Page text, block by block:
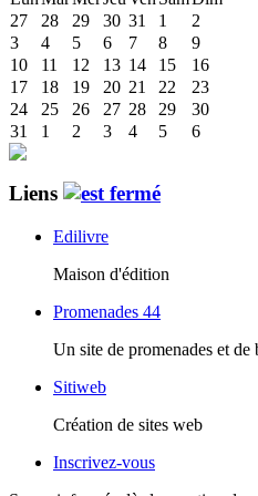
27
28 29 30 31 1
2
3
4 5 6 7 8
9
10
11 12 13 14 15
16
17
18 19 20 21 22
23
24
25 26 27 28 29
30
31
1 2 3 4 5 6
Liens
Edilivre
Maison d'édition
Promenades 44
Un site de promenades et
Sitiweb
Création de sites web
Inscrivez-vous